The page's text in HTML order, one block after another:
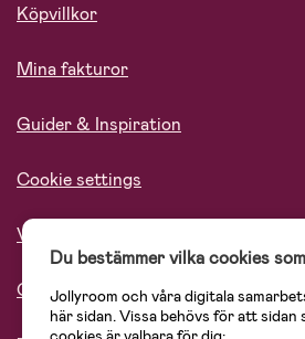
Köpvillkor
Mina fakturor
Guider & Inspiration
Cookie settings
Vårt ansvar
Om oss
Du bestämmer vilka cookies
Jollyroom och våra digitala
här sidan. Vissa behövs för att